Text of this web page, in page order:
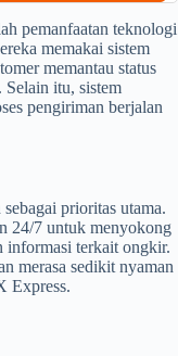
pemanfaatan teknologi
memakai sistem
memantau status
Selain itu, sistem
pengiriman berjalan
prioritas utama.
24/7 untuk menyokong
informasi terkait ongkir.
merasa sedikit nyaman
Express.